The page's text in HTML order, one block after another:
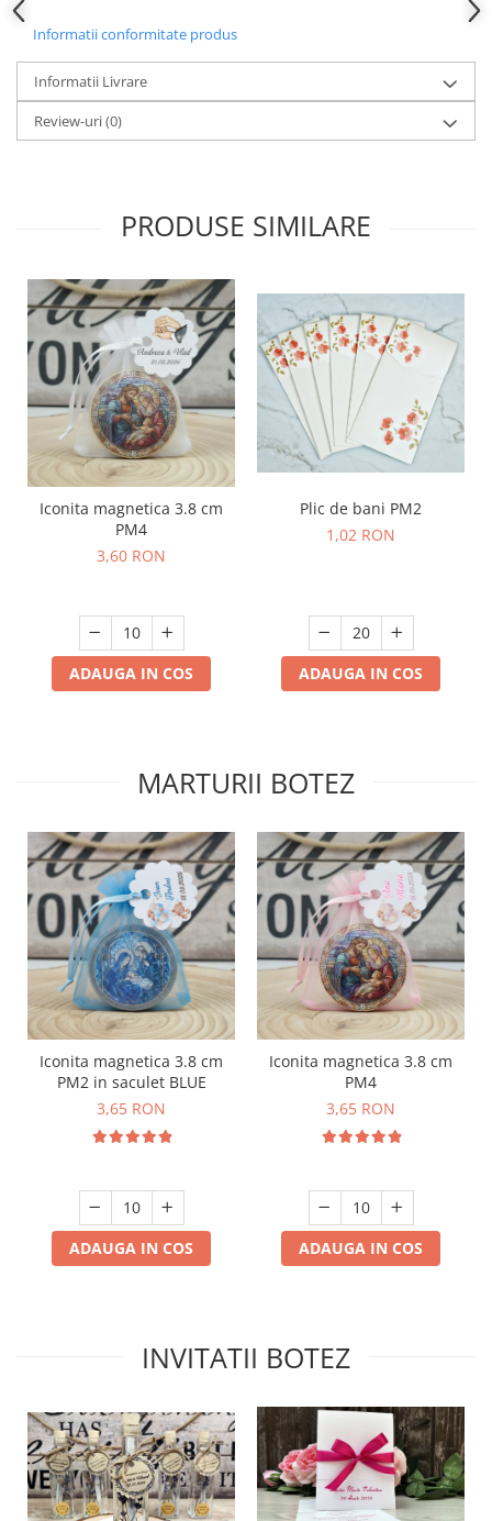
Informatii conformitate produs
Informatii Livrare
Review-uri(0)
PRODUSE SIMILARE
Iconita magnetica 3.8 cm
PM4
3,60 RON
ADAUGA IN COS
Plic de bani PM2
1,02 RON
ADAUGA IN COS
MARTURII BOTEZ
Iconita magnetica 3.8 cm
PM2 in saculet BLUE
3,65 RON
ADAUGA IN COS
Iconita magnetica 3.8 cm
PM4
3,65 RON
ADAUGA IN COS
INVITATII BOTEZ